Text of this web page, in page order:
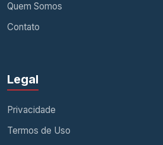
Quem Somos
Contato
Legal
Privacidade
Termos de Uso